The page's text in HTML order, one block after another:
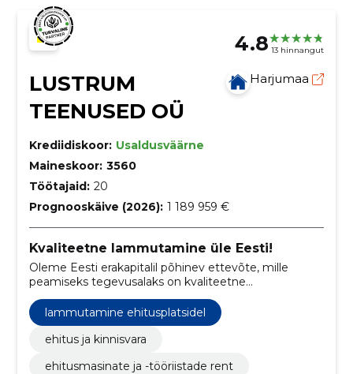
4.8 13 hinnangut
LUSTRUM
TEENUSED OÜ
Harjumaa
Krediidiskoor: Usaldusväärne
Maineskoor: 3560
Töötajaid: 20
Prognooskäive (2026): 1 189 959 €
Kvaliteetne lammutamine üle Eesti!
Oleme Eesti erakapitalil põhinev ettevõte, mille
peamiseks tegevusalaks on kvaliteetne
lammutamine, ehitusprahi vedu, masinate rent ja
maastikukujundus.
lammutamine ehitusplatsidel
ehitus ja kinnisvara
ehitusmasinate ja -tööriistade rent